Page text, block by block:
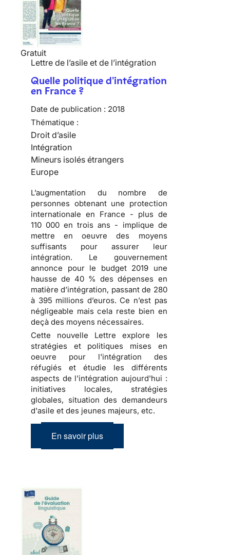
Gratuit
Lettre de l’asile et de l’intégration
Quelle politique d'intégration
en France ?
Date de publication : 2018
Thématique :
Droit d’asile
Intégration
Mineurs isolés étrangers
Europe
L’augmentation du nombre de
personnes obtenant une protection
internationale en France - plus de
110 000 en trois ans - implique de
mettre en oeuvre des moyens
suffisants pour assurer leur
intégration. Le gouvernement
annonce pour le budget 2019 une
hausse de 40 % des dépenses en
matière d’intégration, passant de 280
à 395 millions d’euros. Ce n’est pas
négligeable mais cela reste bien en
deçà des moyens nécessaires.
Cette nouvelle Lettre explore les
stratégies et politiques mises en
oeuvre pour l'intégration des
réfugiés et étudie les différents
aspects de l'intégration aujourd'hui :
initiatives locales, stratégies
globales, situation des demandeurs
d'asile et des jeunes majeurs, etc.
En savoir plus